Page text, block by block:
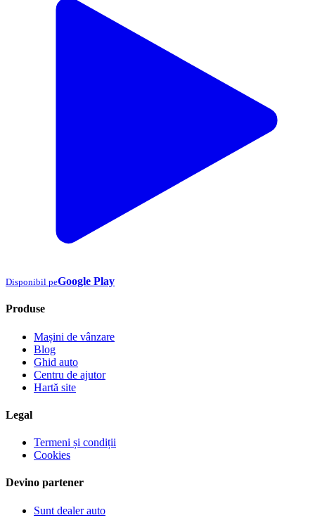
Disponibil peGoogle Play
Produse
Mașini de vânzare
Blog
Ghid auto
Centru de ajutor
Hartă site
Legal
Termeni și condiții
Cookies
Devino partener
Sunt dealer auto